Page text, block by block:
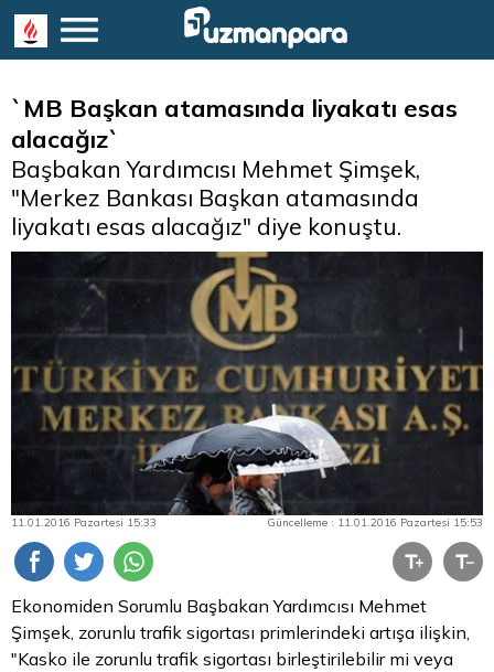
`MB Başkan atamasında liyakatı esas
alacağız`
Başbakan Yardımcısı Mehmet Şimşek,
"Merkez Bankası Başkan atamasında
liyakatı esas alacağız" diye konuştu.
11.01.2016 Pazartesi 15:33 Güncelleme : 11.01.2016 Pazartesi 15:53
Ekonomiden Sorumlu Başbakan Yardımcısı Mehmet
Şimşek, zorunlu trafik sigortası primlerindeki artışa ilişkin,
"Kasko ile zorunlu trafik sigortası birleştirilebilir mi veya